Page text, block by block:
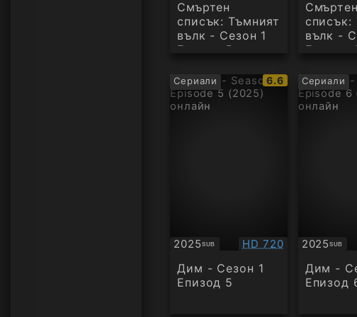
Смъртен
списък: Тъмният
вълк - Сезон 1
Епизод 5
Смъртен
списък:
вълк -
Епизод
Сериали
IMDb
рейтинг:
6.6
2025SUB
Субтитри Качество:
HD 720
Дим - Сезон 1
Епизод 5
Сериали
2025SUB
Субтитри
Дим -
Епизод